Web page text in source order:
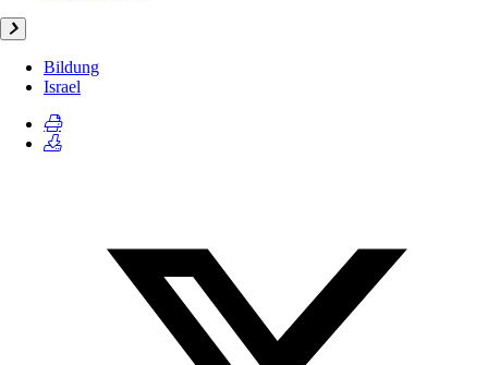
Bildung
Israel